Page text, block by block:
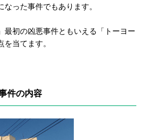
った事件でもあります。
最初の凶悪事件ともいえる「トーヨー
当てます。
件の内容